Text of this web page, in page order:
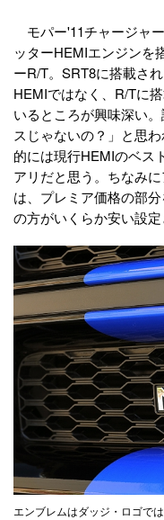
モパー'11チャージャ
ッターHEMIエンジンを
ーR/T。SRT8に搭載さ
HEMIではなく、R/Tに
いるところが興味深い
スじゃないの？」と思
的には現行HEMIのベス
アリだと思う。ちなみ
は、プレミア価格の部
の方がいくらか安い設定
エンブレムはダッジ・ロゴで